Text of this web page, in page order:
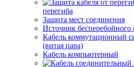
перегиба
Защита мест соединения
Источник
Кабель коммутационный
(витая пара)
Кабель компьютерный